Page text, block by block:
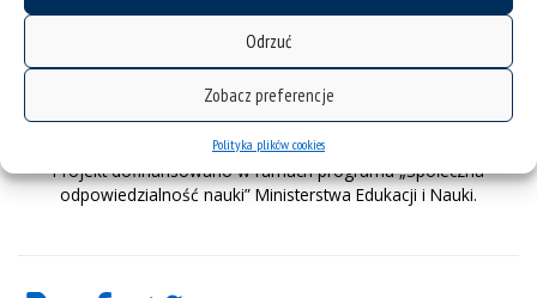
Odrzuć
Zobacz preferencje
Polityka plików cookies
Projekt dofinansowano w ramach programu „Społeczna
odpowiedzialność nauki” Ministerstwa Edukacji i Nauki.